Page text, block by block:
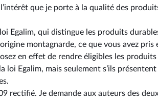
que je porte à la qualité des
Egalim, qui distingue les produits
montagnarde, ce que vous avez pris
en effet de rendre éligibles les
Egalim, mais seulement s’ils
rectifié. Je demande aux auteurs des